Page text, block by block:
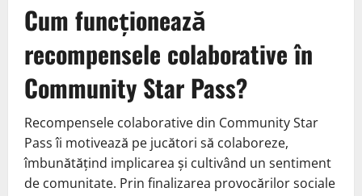
Cum funcționează
recompensele colaborative în
Community Star Pass?
Recompensele colaborative din Community Star
Pass îi motivează pe jucători să colaboreze,
îmbunătățind implicarea și cultivând un sentiment
de comunitate. Prin finalizarea provocărilor sociale